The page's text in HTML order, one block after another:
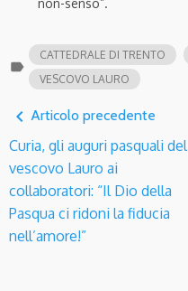
label
CATTEDRALE DI TRENTO
VESCOVO LAURO
navigate_before Articolo precedente
Curia, gli auguri pasquali del
vescovo Lauro ai
collaboratori: “Il Dio della
Pasqua ci ridoni la fiducia
nell’amore!”